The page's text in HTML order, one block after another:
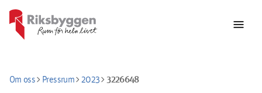
menu
Om osschevron_rightPressrumchevron_right2023chevron_right3226648